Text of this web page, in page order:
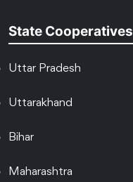
State Cooperatives
Uttar Pradesh
Uttarakhand
Bihar
Maharashtra